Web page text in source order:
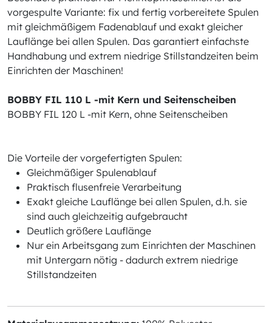
vorgespulte Variante: fix und fertig vorbereitete Spulen
mit gleichmäßigem Fadenablauf und exakt gleicher
Lauflänge bei allen Spulen. Das garantiert einfachste
Handhabung und extrem niedrige Stillstandzeiten beim
Einrichten der Maschinen!
BOBBY FIL 110 L -mit Kern und Seitenscheiben
BOBBY FIL 120 L -mit Kern, ohne Seitenscheiben
Die Vorteile der vorgefertigten Spulen:
Gleichmäßiger Spulenablauf
Praktisch flusenfreie Verarbeitung
Exakt gleiche Lauflänge bei allen Spulen, d.h. sie
sind auch gleichzeitig aufgebraucht
Deutlich größere Lauflänge
Nur ein Arbeitsgang zum Einrichten der Maschinen
mit Untergarn nötig - dadurch extrem niedrige
Stillstandzeiten